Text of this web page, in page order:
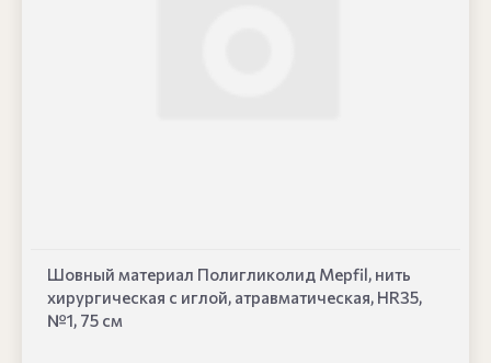
Шовный материал Полигликолид Mepfil, нить
хирургическая с иглой, атравматическая, HR35,
№1, 75 см